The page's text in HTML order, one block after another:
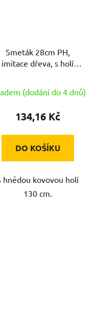
Smeták 28cm PH,
imitace dřeva, s holí
(dodání do 4 dnů)
134,16 Kč
DO KOŠÍKU
hnědou kovovou holí
130 cm.